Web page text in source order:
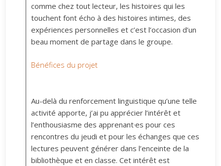
comme chez tout lecteur, les histoires qui les
touchent font écho à des histoires intimes, des
expériences personnelles et c’est l’occasion d’un
beau moment de partage dans le groupe.
Bénéfices du projet
Au-delà du renforcement linguistique qu’une telle
activité apporte, j’ai pu apprécier l’intérêt et
l’enthousiasme des apprenant·es pour ces
rencontres du jeudi et pour les échanges que ces
lectures peuvent générer dans l’enceinte de la
bibliothèque et en classe. Cet intérêt est